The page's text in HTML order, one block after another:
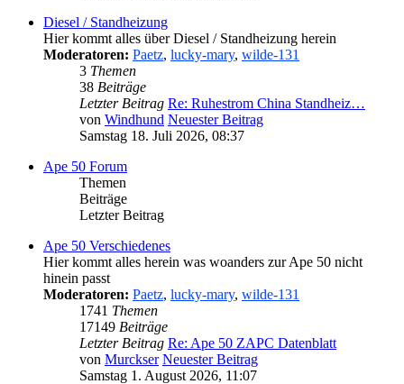
Diesel / Standheizung
Hier kommt alles über Diesel / Standheizung herein
Moderatoren: Paetz, lucky-mary, wilde-131
3 Themen
38 Beiträge
Letzter Beitrag Re: Ruhestrom China Standheiz…
von Windhund Neuester Beitrag
Samstag 18. Juli 2026, 08:37
Ape 50 Forum
Themen
Beiträge
Letzter Beitrag
Ape 50 Verschiedenes
Hier kommt alles herein was woanders zur Ape 50 nicht
hinein passt
Moderatoren: Paetz, lucky-mary, wilde-131
1741 Themen
17149 Beiträge
Letzter Beitrag Re: Ape 50 ZAPC Datenblatt
von Murckser Neuester Beitrag
Samstag 1. August 2026, 11:07